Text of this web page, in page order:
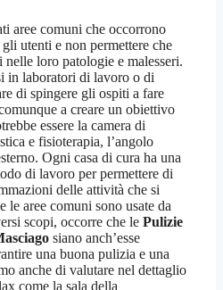
aree comuni che occorrono
utenti e non permettere che
loro patologie e malesseri.
in laboratori di lavoro o di
di spingere gli ospiti a fare
a creare un obiettivo
essere la camera di
e fisioterapia, l’angolo
Ogni casa di cura ha una
di lavoro per permettere di
delle attività che si
le aree comuni sono usate da
scopi, occorre che le Pulizie
siano anch’esse
una buona pulizia e una
anche di valutare nel dettaglio
come la sala della